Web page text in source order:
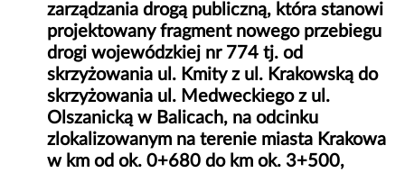
zarządzania drogą publiczną, która stanowi
projektowany fragment nowego przebiegu
drogi wojewódzkiej nr 774 tj. od
skrzyżowania ul. Kmity z ul. Krakowską do
skrzyżowania ul. Medweckiego z ul.
Olszanicką w Balicach, na odcinku
zlokalizowanym na terenie miasta Krakowa
w km od ok. 0+680 do km ok. 3+500,